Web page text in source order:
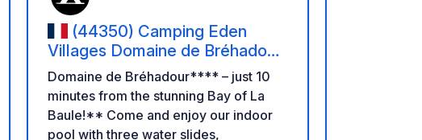
(44350) Camping Eden
Villages Domaine de Bréhadour
- Guérande
Domaine de Bréhadour**** – just 10
minutes from the stunning Bay of La
Baule!** Come and enjoy our indoor
pool with three water slides,